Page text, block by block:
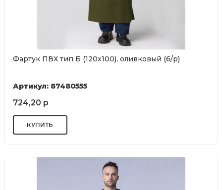
Фартук ПВХ тип Б (120х100), оливковый (б/р)
Артикул: 87480555
724,20 р